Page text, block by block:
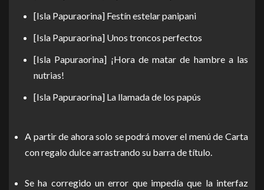
[Isla Papuraorina] Festín estelar panipani
[Isla Papuraorina] Unos troncos perfectos
[Isla Papuraorina] ¡Hora de matar de hambre a las
nutrias!
[Isla Papuraorina] La llamada de los papús
A partir de ahora solo se podrá mover el menú de Carta
con regalo dulce arrastrando su barra de título.
Se ha corregido un error que impedía que la interfaz